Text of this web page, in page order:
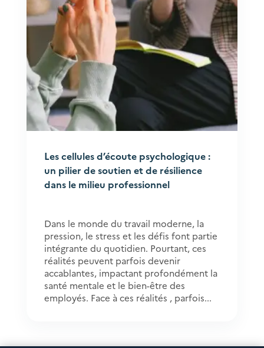
Les cellules d’écoute psychologique :
un pilier de soutien et de résilience
dans le milieu professionnel
Dans le monde du travail moderne, la
pression, le stress et les défis font partie
intégrante du quotidien. Pourtant, ces
réalités peuvent parfois devenir
accablantes, impactant profondément la
santé mentale et le bien-être des
employés. Face à ces réalités , parfois...